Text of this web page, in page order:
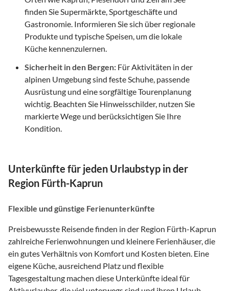
finden Sie Supermärkte, Sportgeschäfte und
Gastronomie. Informieren Sie sich über regionale
Produkte und typische Speisen, um die lokale
Küche kennenzulernen.
Sicherheit in den Bergen: Für Aktivitäten in der
alpinen Umgebung sind feste Schuhe, passende
Ausrüstung und eine sorgfältige Tourenplanung
wichtig. Beachten Sie Hinweisschilder, nutzen Sie
markierte Wege und berücksichtigen Sie Ihre
Kondition.
Unterkünfte für jeden Urlaubstyp in der
Region Fürth-Kaprun
Flexible und günstige Ferienunterkünfte
Preisbewusste Reisende finden in der Region Fürth-Kaprun
zahlreiche Ferienwohnungen und kleinere Ferienhäuser, die
ein gutes Verhältnis von Komfort und Kosten bieten. Eine
eigene Küche, ausreichend Platz und flexible
Tagesgestaltung machen diese Unterkünfte ideal für